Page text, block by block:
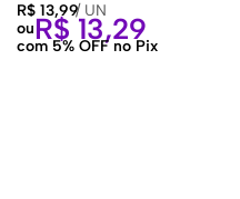
R$ 13,99/UN
ouR$13,29
com 5% OFF no Pix